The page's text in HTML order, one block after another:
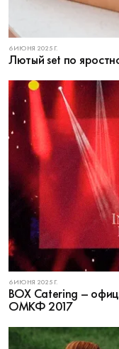
6 ИЮНЯ 2025 Г.
Лютый set по
6 ИЮНЯ 2025 Г.
BOX Catering –
ОМКФ 2017